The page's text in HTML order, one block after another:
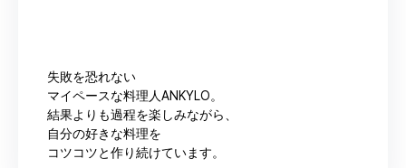
失敗を恐れない
マイペースな料理人ANKYLO。
結果よりも過程を楽しみながら、
自分の好きな料理を
コツコツと作り続けています。